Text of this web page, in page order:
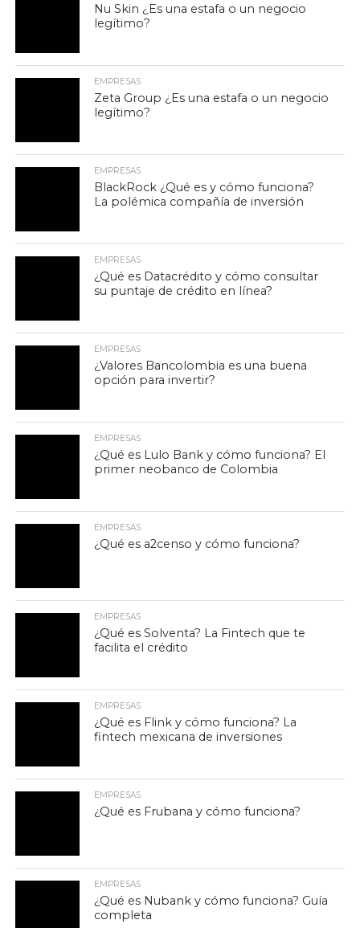
Nu Skin ¿Es una estafa o un negocio
legítimo?
EMPRESAS
Zeta Group ¿Es una estafa o un negocio
legítimo?
EMPRESAS
BlackRock ¿Qué es y cómo funciona?
La polémica compañía de inversión
EMPRESAS
¿Qué es Datacrédito y cómo consultar
su puntaje de crédito en línea?
EMPRESAS
¿Valores Bancolombia es una buena
opción para invertir?
EMPRESAS
¿Qué es Lulo Bank y cómo funciona? El
primer neobanco de Colombia
EMPRESAS
¿Qué es a2censo y cómo funciona?
EMPRESAS
¿Qué es Solventa? La Fintech que te
facilita el crédito
EMPRESAS
¿Qué es Flink y cómo funciona? La
fintech mexicana de inversiones
EMPRESAS
¿Qué es Frubana y cómo funciona?
EMPRESAS
¿Qué es Nubank y cómo funciona? Guía
completa